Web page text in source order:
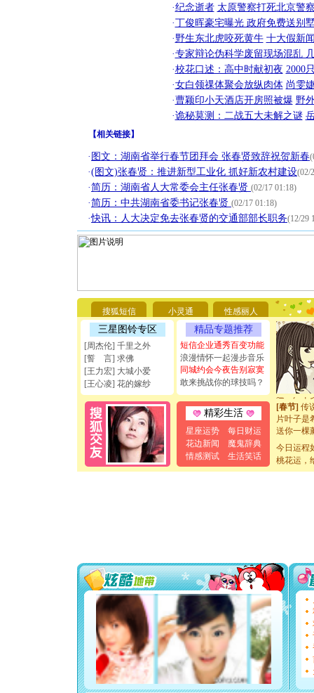
·纪念逝者 太原警察打死北京警
·丁俊晖豪宅曝光 政府免费送别
·野生东北虎咬死黄牛 十大假新
·专家辩论伪科学废留现场混乱
·校花口述：高中时献初夜 2000
·女白领祼体聚会放纵肉体 尚雯
·曹颖印小天酒店开房照被爆 野
·诡秘莫测：二战五大未解之谜
【相关链接】
· 图文：湖南省举行春节团拜会 张春贤致辞祝贺新春
·(图文)张春贤：推进新型工业化 抓好新农村建设(02/
·简历：湖南省人大常委会主任张春贤 (02/17 01:18)
·简历：中共湖南省委书记张春贤 (02/17 01:18)
·快讯：人大决定免去张春贤的交通部部长职务(12/29
搜狐短信 小灵通 性感丽人
三星图铃专区
[周杰伦] 千里之外
[誓 言] 求佛
[王力宏] 大城小爱
[王心凌] 花的嫁纱
精品专题推荐
短信企业通秀百变功能
浪漫情怀一起漫步音乐
同城约会今夜告别寂寞
敢来挑战你的球技吗？
精彩生活
星座运势
每日财运
花边新闻
魔鬼辞典
情感测试
生活笑话
[圣诞节]
你太多，
要平安！
天都要快
[圣诞节]
[元旦]如
起；二是
离。水晶
[元旦]当
泣，这痛
卖了。
[春节]风
颜！冬去
道一声平
[春节]
传
片叶子是
送你一棵
[圣诞节]
你太多，
要平安！
[圣诞节]
[元旦]如
起；二
离。水晶
[元旦]
当
泣，这
卖了。
[春节]
风
颜！冬
道一声
[春节] 传
片叶子是
今日运程
桃花运，